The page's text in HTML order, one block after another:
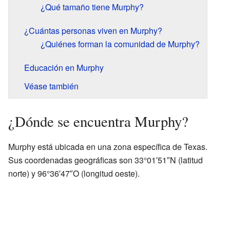
¿Qué tamaño tiene Murphy?
¿Cuántas personas viven en Murphy?
¿Quiénes forman la comunidad de Murphy?
Educación en Murphy
Véase también
¿Dónde se encuentra Murphy?
Murphy está ubicada en una zona específica de Texas.
Sus coordenadas geográficas son 33°01′51″N (latitud
norte) y 96°36′47″O (longitud oeste).